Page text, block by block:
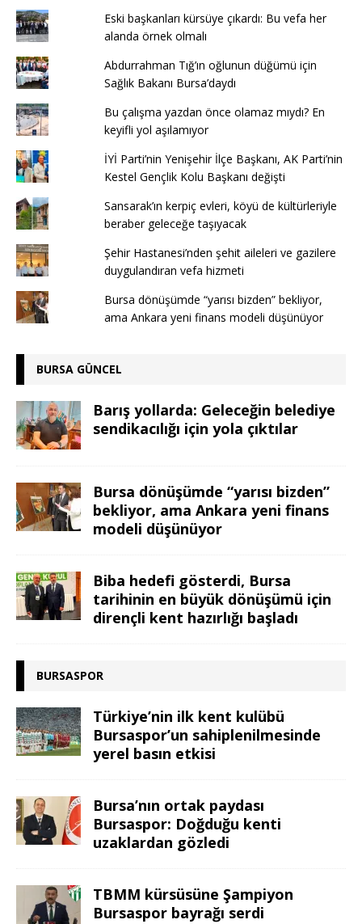
Eski başkanları kürsüye çıkardı: Bu vefa her
alanda örnek olmalı
Abdurrahman Tığ’ın oğlunun düğümü için
Sağlık Bakanı Bursa’daydı
Bu çalışma yazdan önce olamaz mıydı? En
keyifli yol aşılamıyor
İYİ Parti’nin Yenişehir İlçe Başkanı, AK Parti’nin
Kestel Gençlik Kolu Başkanı değişti
Sansarak’ın kerpiç evleri, köyü de kültürleriyle
beraber geleceğe taşıyacak
Şehir Hastanesi’nden şehit aileleri ve gazilere
duygulandıran vefa hizmeti
Bursa dönüşümde “yarısı bizden” bekliyor,
ama Ankara yeni finans modeli düşünüyor
BURSA GÜNCEL
Barış yollarda: Geleceğin belediye
sendikacılığı için yola çıktılar
Bursa dönüşümde “yarısı bizden”
bekliyor, ama Ankara yeni finans
modeli düşünüyor
Biba hedefi gösterdi, Bursa
tarihinin en büyük dönüşümü için
dirençli kent hazırlığı başladı
BURSASPOR
Türkiye’nin ilk kent kulübü
Bursaspor’un sahiplenilmesinde
yerel basın etkisi
Bursa’nın ortak paydası
Bursaspor: Doğduğu kenti
uzaklardan gözledi
TBMM kürsüsüne Şampiyon
Bursaspor bayrağı serdi